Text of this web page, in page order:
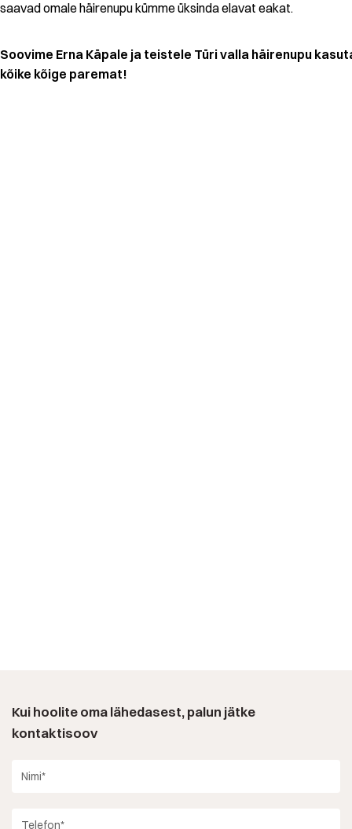
saavad omale häirenupu kümme üksinda elavat eakat.
Soovime Erna Käpale ja teistele Türi valla häirenupu
kõike kõige paremat!
Kui hoolite oma lähedasest, palun jätke
kontaktisoov